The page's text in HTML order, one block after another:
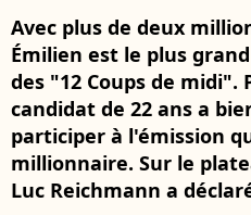
Avec plus de deux
Émilien est le plus
des "12 Coups de
candidat de 22 ans a
participer à l'émission
millionnaire. Sur le
Luc Reichmann a